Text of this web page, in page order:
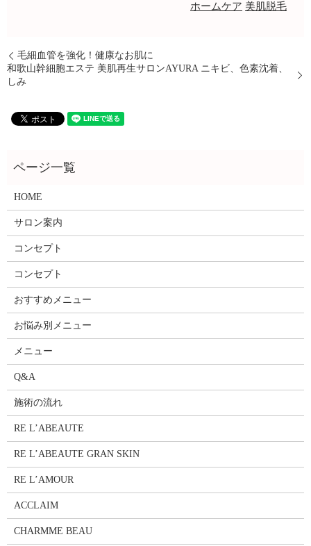
ホームケア 美肌脱毛
毛細血管を強化！健康なお肌に
和歌山幹細胞エステ 美肌再生サロンAYURA ニキビ、色素沈着、
しみ
HOME
サロン案内
コンセプト
コンセプト
おすすめメニュー
お悩み別メニュー
メニュー
Q&A
施術の流れ
RE L’ABEAUTE
RE L’ABEAUTE GRAN SKIN
RE L’AMOUR
ACCLAIM
CHARMME BEAU